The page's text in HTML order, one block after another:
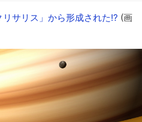
サリス」から形成された!? (画